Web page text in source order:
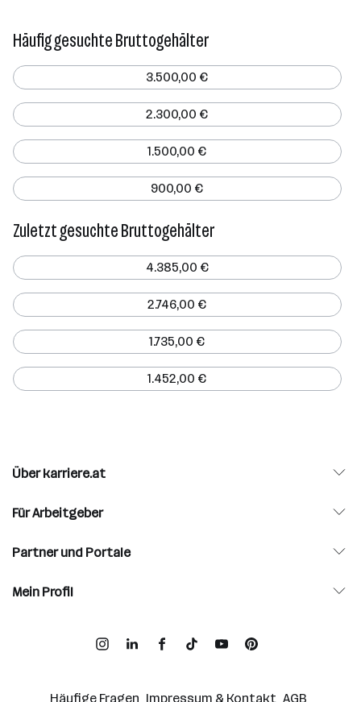
Häufig gesuchte Bruttogehälter
3.500,00 €
2.300,00 €
1.500,00 €
900,00 €
Zuletzt gesuchte Bruttogehälter
4.385,00 €
2.746,00 €
1.735,00 €
1.452,00 €
Über karriere.at
Für Arbeitgeber
Partner und Portale
Mein Profil
Häufige Fragen Impressum & Kontakt AGB